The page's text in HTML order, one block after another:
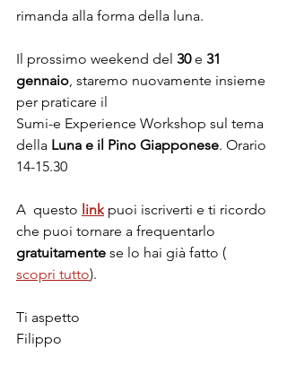
rimanda alla forma della luna.
Il prossimo weekend del 30 e 31
gennaio , staremo nuovamente insieme
per praticare il
Sumi-e Experience Workshop sul tema
della Luna e il Pino Giapponese. Orario
14-15.30
A  questo link puoi iscriverti e ti ricordo
che puoi tornare a frequentarlo
gratuitamente se lo hai già fatto (
scopri tutto).
Ti aspetto
Filippo